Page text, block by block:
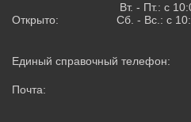
Открыто:
Вт. - Пт.: с
Сб. - Вс.: с
Единый справочный телефон:
Почта: